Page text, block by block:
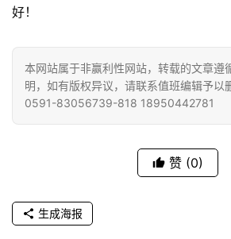
好！
本网站属于非赢利性网站，转载的文章遵
明，如有版权异议，请联系值班编辑予以
0591-83056739-818 18950442781
赞 (0)
生成海报